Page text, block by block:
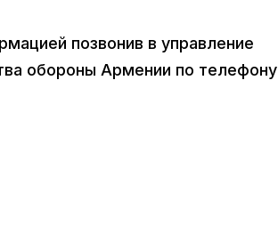
позвонив в управление
обороны Армении по телефону